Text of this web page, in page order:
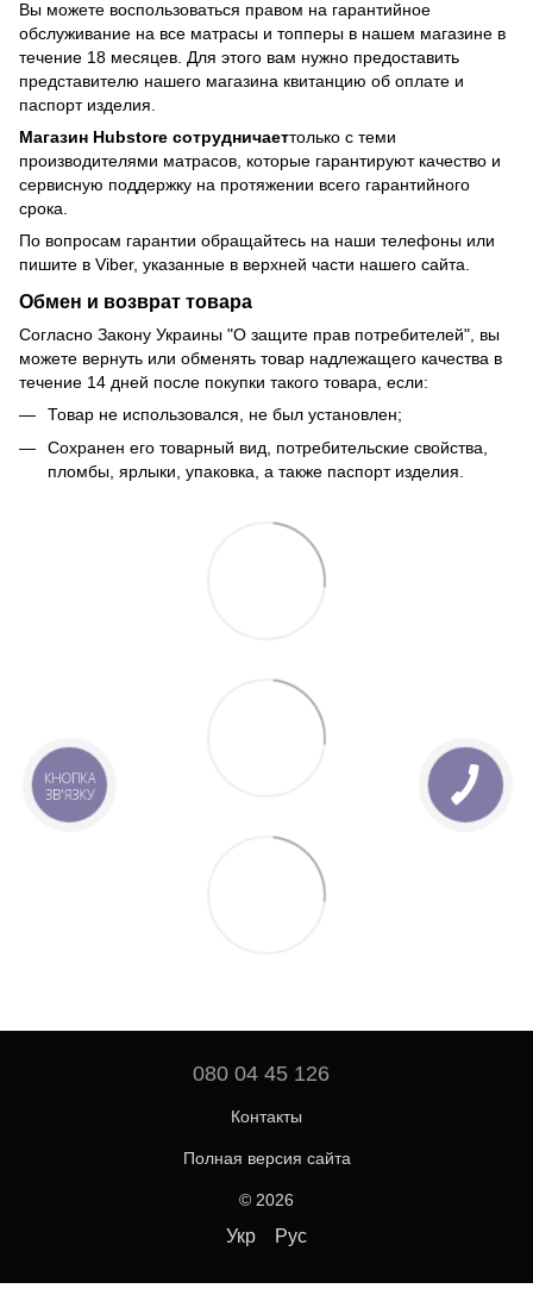
Вы можете воспользоваться правом на гарантийное
обслуживание на все матрасы и топперы в нашем магазине в
течение 18 месяцев. Для этого вам нужно предоставить
представителю нашего магазина квитанцию об оплате и
паспорт изделия.
Магазин Hubstore сотрудничаеттолько с теми
производителями матрасов, которые гарантируют качество и
сервисную поддержку на протяжении всего гарантийного
срока.
По вопросам гарантии обращайтесь на наши телефоны или
пишите в Viber, указанные в верхней части нашего сайта.
Обмен и возврат товара
Согласно Закону Украины "О защите прав потребителей", вы
можете вернуть или обменять товар надлежащего качества в
течение 14 дней после покупки такого товара, если:
Товар не использовался, не был установлен;
Сохранен его товарный вид, потребительские свойства,
пломбы, ярлыки, упаковка, а также паспорт изделия.
080 04 45 126
Контакты
Полная версия сайта
© 2026
Укр Рус
КНОПКА
ЗВ'ЯЗКУ